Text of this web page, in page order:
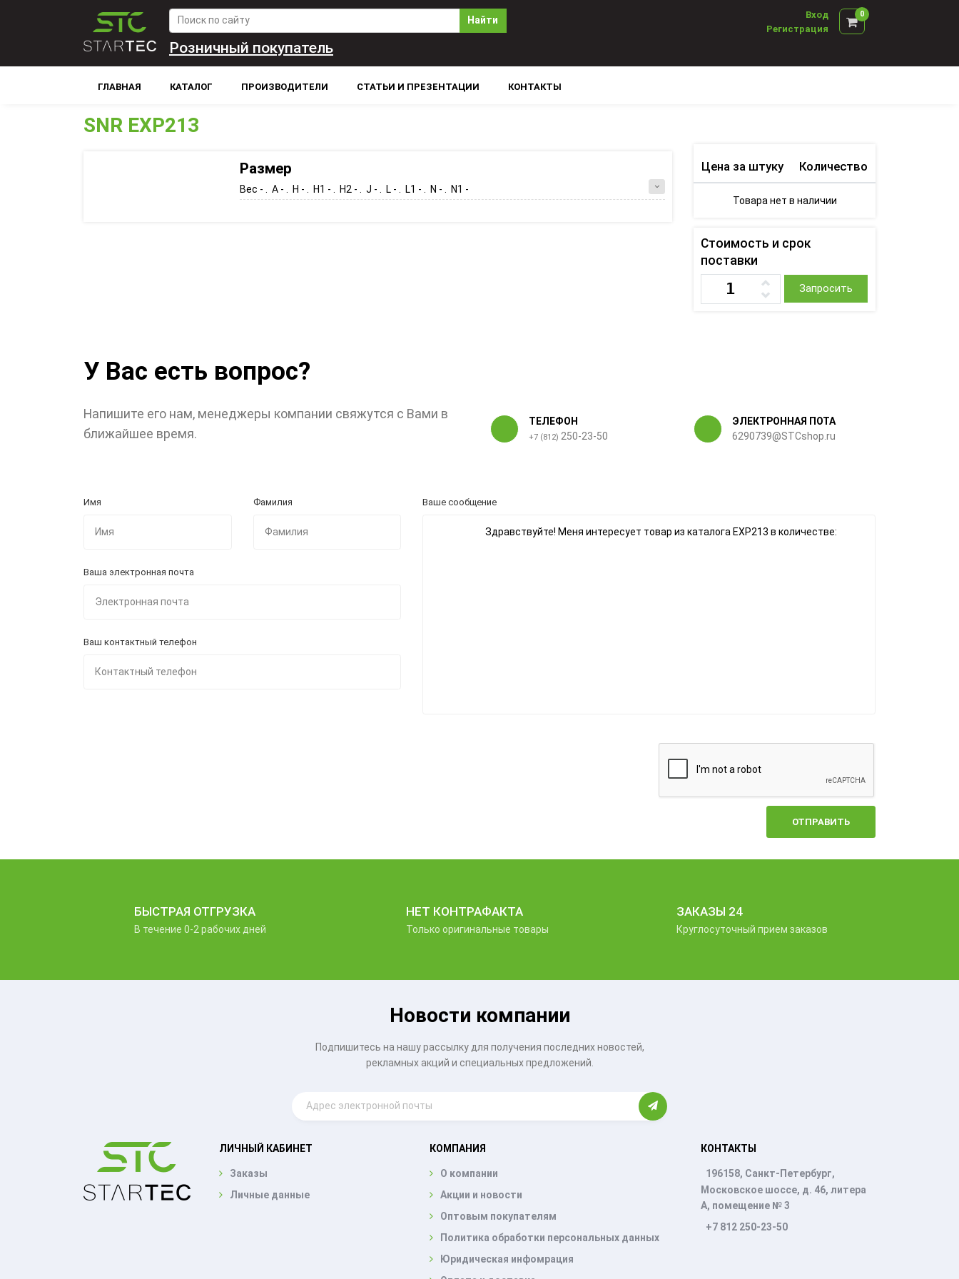
Найти
Вход
Регистрация
0
Розничный покупатель
ГЛАВНАЯ КАТАЛОГ ПРОИЗВОДИТЕЛИ СТАТЬИ И ПРЕЗЕНТАЦИИ КОНТАКТЫ
SNR EXP213
Размер
Вес - . A - . H - . H1 - . H2 - . J - . L - . L1 - . N - . N1 -
Цена за штуку Количество
Товара нет в наличии
Стоимость и срок
поставки
Запросить
У Вас есть вопрос?
Напишите его нам, менеджеры компании свяжутся с Вами в
ближайшее время.
ТЕЛЕФОН
+7 (812) 250-23-50
ЭЛЕКТРОННАЯ ПОТА
6290739@STCshop.ru
Имя Фамилия
Ваша электронная почта
Ваш контактный телефон
Ваше сообщение
ОТПРАВИТЬ
БЫСТРАЯ ОТГРУЗКА
В течение 0-2 рабочих дней
НЕТ КОНТРАФАКТА
Только оригинальные товары
ЗАКАЗЫ 24
Круглосуточный прием заказов
Новости компании
Подпишитесь на нашу рассылку для получения последних новостей,
рекламных акций и специальных предложений.
ЛИЧНЫЙ КАБИНЕТ
Заказы
Личные данные
КОМПАНИЯ
О компании
Акции и новости
Оптовым покупателям
Политика обработки персональных данных
Юридическая инфомрация
КОНТАКТЫ
196158, Санкт-Петербург,
Московское шоссе, д. 46, литера
А, помещение № 3
+7 812 250-23-50